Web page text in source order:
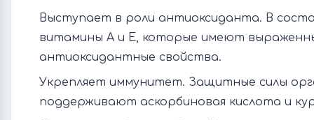
Выступает в роли антиоксиданта. В
витамины A и E, которые имеют
антиоксидантные свойства.
Укрепляет иммунитет. Защитные силы
поддерживают аскорбиновая кислота и